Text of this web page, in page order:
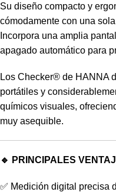
Su diseño compacto y
cómodamente con una
Incorpora una amplia
apagado automático para
Los Checker® de HANNA
portátiles y
químicos visuales,
muy asequible.
🔹 PRINCIPALES
✅ Medición digital precisa